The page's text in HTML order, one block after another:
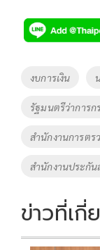
e
b
o
o
k
tt
er
Tags
งบการเงิน
รัฐมนตรีว่าการก
สำนักงานการตร
สำนักงานประกั
ข่าวที่เกี่